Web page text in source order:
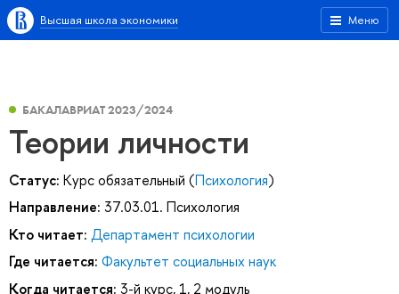
Меню
Высшая школа экономики
БАКАЛАВРИАТ 2023/2024
Теории личности
Статус: Курс обязательный (Психология)
Направление: 37.03.01. Психология
Кто читает: Департамент психологии
Где читается: Факультет социальных наук
Когда читается: 3-й курс, 1, 2 модуль